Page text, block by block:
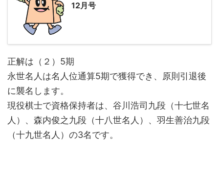
12月号
正解は（２）5期
永世名人は名人位通算5期で獲得でき、原則引退後
に襲名します。
現役棋士で資格保持者は、谷川浩司九段（十七世名
人）、森内俊之九段（十八世名人）、羽生善治九段
（十九世名人）の3名です。